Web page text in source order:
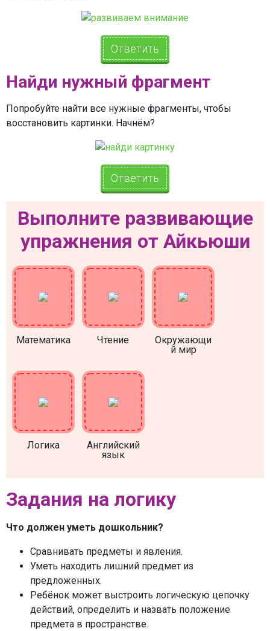
Ответить
Найди нужный фрагмент
Попробуйте найти все нужные фрагменты, чтобы
восстановить картинки. Начнём?
Ответить
Выполните развивающие
упражнения от Айкьюши
Математика Чтение
Окружающи
й мир
Логика
Английский
язык
Задания на логику
Что должен уметь дошкольник?
Сравнивать предметы и явления.
Уметь находить лишний предмет из
предложенных.
Ребёнок может выстроить логическую цепочку
действий, определить и назвать положение
предмета в пространстве.